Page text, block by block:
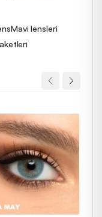
Mavi lensleri